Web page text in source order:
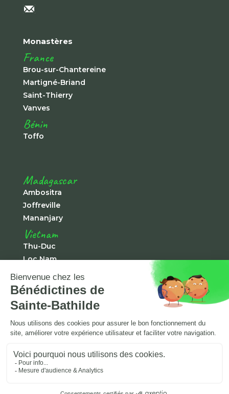
Monastères
France
Brou-sur-Chantereine
Martigné-Briand
Saint-Thierry
Vanves
Bénin
Toffo
Madagascar
Ambositra
Joffreville
Mananjary
Vietnam
Thu-Duc
Loc Nam
Chà Rang
Tà Pao
Japon